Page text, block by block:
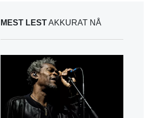
MEST LESTAKKURAT NÅ